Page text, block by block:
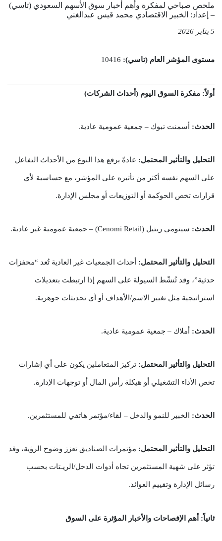
ملخص صباحي لمفكرة وأهم أخبار سوق الأسهم السعودي (تاسي)
– إعداد: الخبير الاقتصادي محمد قيس عبدالغني
5 يناير 2026
مستوى المؤشر العام (تاسي):
أولاً: مفكرة السوق اليوم (أحداث الشركات)
الحدث: أسمنت تبوك – جمعية عمومية عادية.
التحليل والتأثير المحتمل: عادةً يرفع هذا النوع من الأحداث التفاعل
على السهم نفسه أكثر من تأثيره على المؤشر، مع حساسية لأي
قرارات تخص الحوكمة أو التوزيعات أو مجلس الإدارة.
الحدث: سينومي ريتيل (Cenomi Retail) – جمعية عمومية غير عادية.
التحليل والتأثير المحتمل: أحداث الجمعيات غير العادية تُعد “محفزات
حدثية”، وقد تُنشّط السيولة على السهم إذا ارتبطت بتعديلات
استراتيجية مثل تغيير الاسم/الأهداف أو أي تحديثات جوهرية.
الحدث: أملاك – جمعية عمومية عادية.
التحليل والتأثير المحتمل: تركيز المتعاملين يكون على أي إشارات
تخص الأداء التشغيلي أو هيكلة رأس المال أو توجهات الإدارة.
الحدث: الخبير للنمو والدخل – لقاء/مؤتمر هاتفي للمستثمرين.
التحليل والتأثير المحتمل: مؤتمرات الصناديق تعزز وضوح الرؤية، وقد
تؤثر على شهية المستثمرين تجاه أدوات الدخل/الريـتات بحسب
رسائل الإدارة وتقييم العوائد.
ثانياً: أهم الإفصاحات والأخبار المؤثرة على السوق